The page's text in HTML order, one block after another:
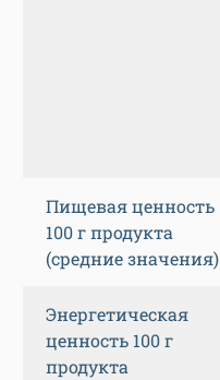
Пищевая ценность
100 г продукта
(средние значения)
Энергетическая
ценность 100 г
продукта